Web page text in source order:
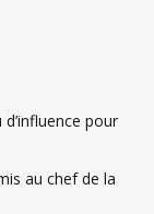
pour
au chef de la